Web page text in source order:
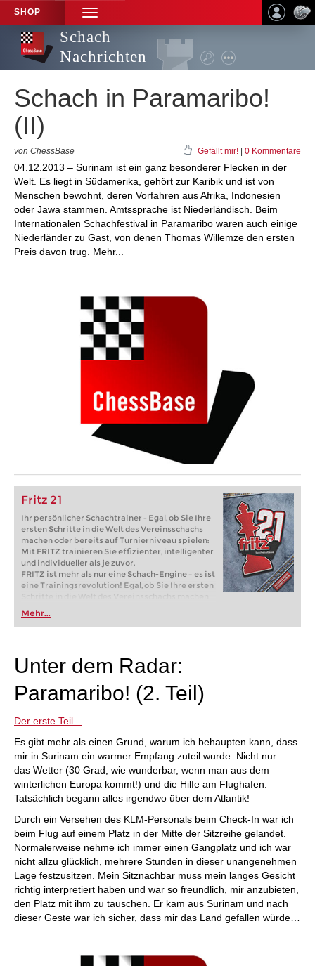
SHOP
TOGGLE
NAVIGATION
Schach
Nachrichten
Schach in Paramaribo!
(II)
von ChessBase Gefällt mir! 0 Kommentare
04.12.2013 – Surinam ist ein ganz besonderer Flecken in der
Welt. Es liegt in Südamerika, gehört zur Karibik und ist von
Menschen bewohnt, deren Vorfahren aus Afrika, Indonesien
oder Jawa stammen. Amtssprache ist Niederländisch. Beim
Internationalen Schachfestival in Paramaribo waren auch einige
Niederländer zu Gast, von denen Thomas Willemze den ersten
Preis davon trug. Mehr...
Fritz 21
Ihr persönlicher Schachtrainer - Egal, ob Sie Ihre
ersten Schritte in die Welt des Vereinsschachs
machen oder bereits auf Turnierniveau spielen:
Mit FRITZ trainieren Sie effizienter, intelligenter
und individueller als je zuvor.
FRITZ ist mehr als nur eine Schach-Engine – es ist
eine Trainingsrevolution! Egal, ob Sie Ihre ersten
Schritte in die Welt des Vereinsschachs machen
oder bereits auf Turnierniveau spielen: Mit
FRITZ trainieren Sie effizienter, intelligenter und
individueller als je zuvor.
Mehr...
Unter dem Radar:
Paramaribo! (2. Teil)
Der erste Teil...
Es gibt mehr als einen Grund, warum ich behaupten kann, dass
mir in Surinam ein warmer Empfang zuteil wurde. Nicht nur…
das Wetter (30 Grad; wie wunderbar, wenn man aus dem
winterlichen Europa kommt!) und die Hilfe am Flughafen.
Tatsächlich begann alles irgendwo über dem Atlantik!
Durch ein Versehen des KLM-Personals beim Check-In war ich
beim Flug auf einem Platz in der Mitte der Sitzreihe gelandet.
Normalerweise nehme ich immer einen Gangplatz und ich war
nicht allzu glücklich, mehrere Stunden in dieser unangenehmen
Lage festzusitzen. Mein Sitznachbar muss mein langes Gesicht
richtig interpretiert haben und war so freundlich, mir anzubieten,
den Platz mit ihm zu tauschen. Er kam aus Surinam und nach
dieser Geste war ich sicher, dass mir das Land gefallen würde…